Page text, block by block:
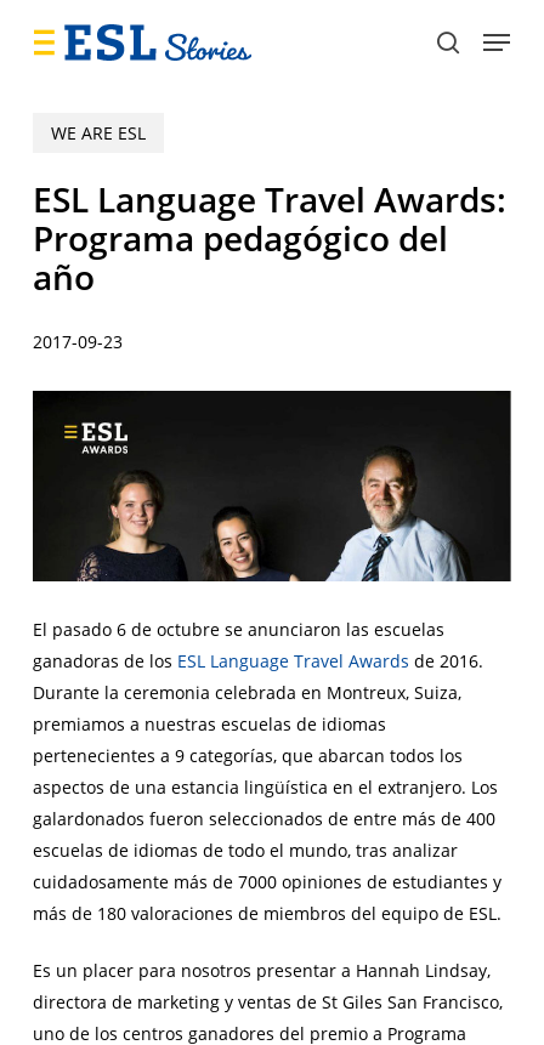
search
Menu
WE ARE ESL
ESL Language Travel Awards:
Programa pedagógico del
año
2017-09-23
El pasado 6 de octubre se anunciaron las escuelas
ganadoras de los ESL Language Travel Awards de 2016.
Durante la ceremonia celebrada en Montreux, Suiza,
premiamos a nuestras escuelas de idiomas
pertenecientes a 9 categorías, que abarcan todos los
aspectos de una estancia lingüística en el extranjero. Los
galardonados fueron seleccionados de entre más de 400
escuelas de idiomas de todo el mundo, tras analizar
cuidadosamente más de 7000 opiniones de estudiantes y
más de 180 valoraciones de miembros del equipo de ESL.
Es un placer para nosotros presentar a Hannah Lindsay,
directora de marketing y ventas de St Giles San Francisco,
uno de los centros ganadores del premio a Programa